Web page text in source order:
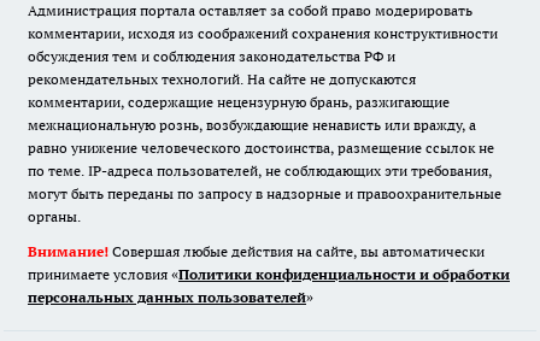
Администрация портала оставляет за собой право модерировать
комментарии, исходя из соображений сохранения конструктивности
обсуждения тем и соблюдения законодательства РФ и
рекомендательных технологий. На сайте не допускаются
комментарии, содержащие нецензурную брань, разжигающие
межнациональную рознь, возбуждающие ненависть или вражду, а
равно унижение человеческого достоинства, размещение ссылок не
по теме. IP-адреса пользователей, не соблюдающих эти требования,
могут быть переданы по запросу в надзорные и правоохранительные
органы.
Внимание! Совершая любые действия на сайте, вы автоматически
принимаете условия «Политики конфиденциальности и обработки
персональных данных пользователей»